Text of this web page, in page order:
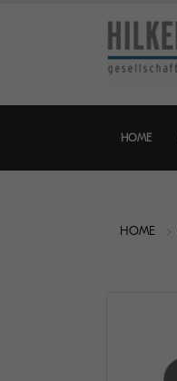
HOME
HOME